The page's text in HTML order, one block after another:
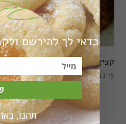
קציצות כרישה מושלמות
15 במרץ 2018
כדאי לך להירשם
תהנו,